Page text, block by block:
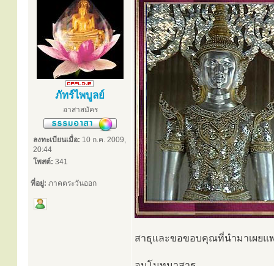
ภัทร์ไพบูลย์
อาสาสมัคร
ลงทะเบียนเมื่อ: 10 ก.ค. 2009,
20:44
โพสต์: 341
ที่อยู่: ภาคตระวันออก
สาธุและขอขอบคุณที่นำมาเผยแ